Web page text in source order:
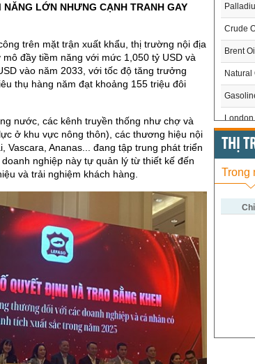
LỚN NHƯNG CẠNH TRANH GAY
trên mặt trận xuất khẩu, thị trường nội địa
đầy tiềm năng với mức 1,050 tỷ USD và
vào năm 2033, với tốc độ tăng trưởng
thụ hàng năm đạt khoảng 155 triệu đôi
nước, các kênh truyền thống như chợ và
ở khu vực nông thôn), các thương hiệu nội
Vascara, Ananas... đang tập trung phát triển
nghiệp này tự quản lý từ thiết kế đến
và trải nghiệm khách hàng.
Crude
Brent
Natural
London
US
US
US
THỊ
Trong